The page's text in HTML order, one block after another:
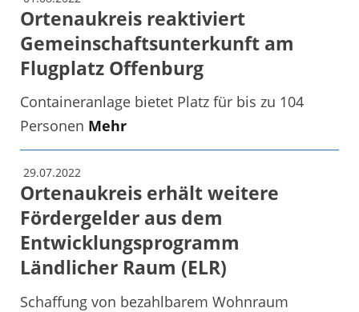
Ortenaukreis reaktiviert
Gemeinschaftsunterkunft am
Flugplatz Offenburg
Containeranlage bietet Platz für bis zu 104
Personen Mehr
29.07.2022
Ortenaukreis erhält weitere
Fördergelder aus dem
Entwicklungsprogramm
Ländlicher Raum (ELR)
Schaffung von bezahlbarem Wohnraum